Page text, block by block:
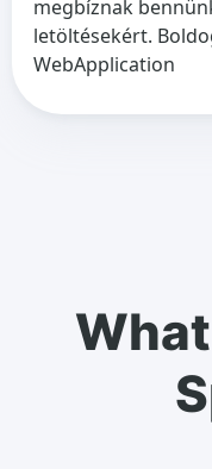
megbíznak
letöltésekért.
WebApplication